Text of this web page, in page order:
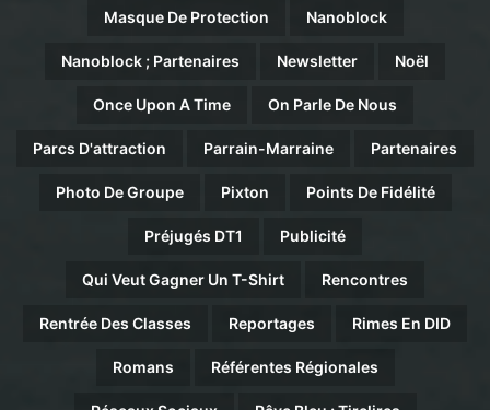
Masque De Protection Nanoblock
Nanoblock ; Partenaires Newsletter Noël
Once Upon A Time On Parle De Nous
Parcs D'attraction Parrain-Marraine Partenaires
Photo De Groupe Pixton Points De Fidélité
Préjugés DT1 Publicité
Qui Veut Gagner Un T-Shirt Rencontres
Rentrée Des Classes Reportages Rimes En DID
Romans Référentes Régionales